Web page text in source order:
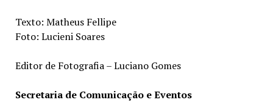
Texto: Matheus Fellipe
Foto: Lucieni Soares
Editor de Fotografia – Luciano Gomes
Secretaria de Comunicação e Eventos